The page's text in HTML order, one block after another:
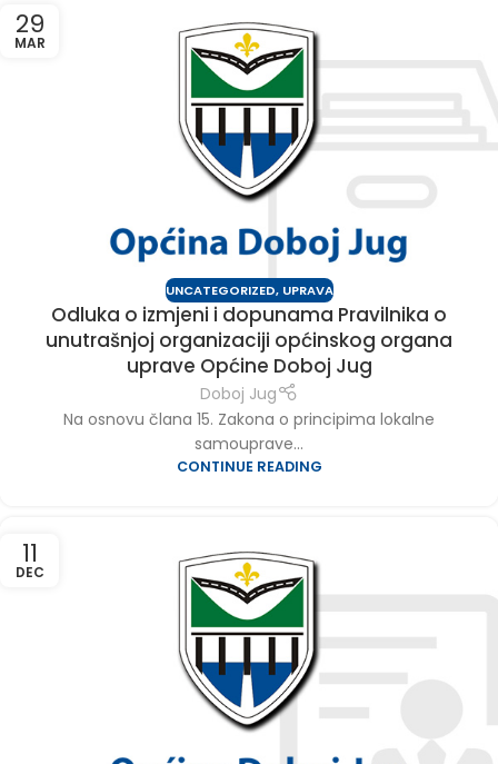
29
MAR
UNCATEGORIZED, UPRAVA
Odluka o izmjeni i dopunama Pravilnika o
unutrašnjoj organizaciji općinskog organa
uprave Općine Doboj Jug
Doboj Jug
Na osnovu člana 15. Zakona o principima lokalne
samouprave...
CONTINUE READING
11
DEC